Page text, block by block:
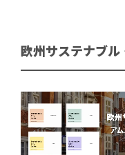
欧州サステナブ